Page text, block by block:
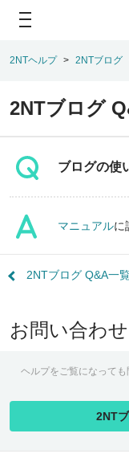
2NTヘルプ 2NTブログ
2NTブログ
ブログの使
マニュアルに
2NTブログ Q&A一
お問い合わせ
ヘルプをご覧になって
2NT